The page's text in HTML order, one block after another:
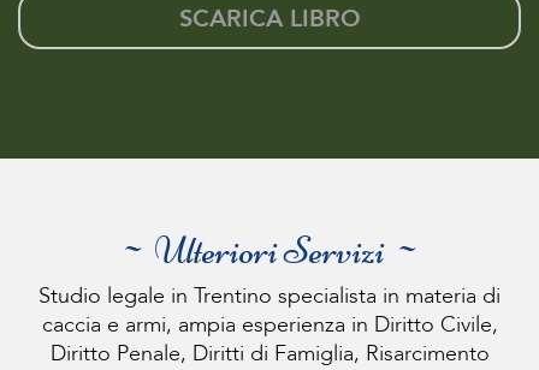
SCARICA LIBRO
~ Ulteriori Servizi ~
Studio legale in Trentino specialista in materia di
caccia e armi, ampia esperienza in Diritto Civile,
Diritto Penale, Diritti di Famiglia, Risarcimento